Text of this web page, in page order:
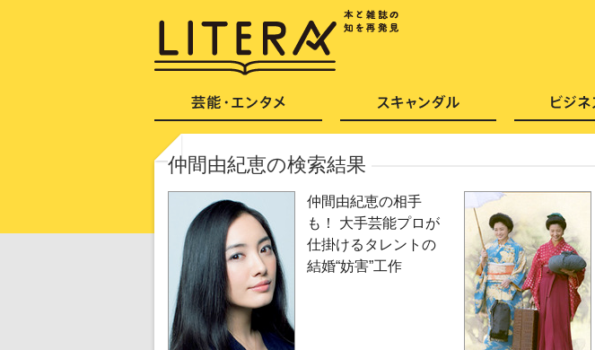
仲間由紀恵の検索結果
仲間由紀恵の相手
も！ 大手芸能プロが
仕掛けるタレントの
結婚“妨害”工作
芸能・エンタメ